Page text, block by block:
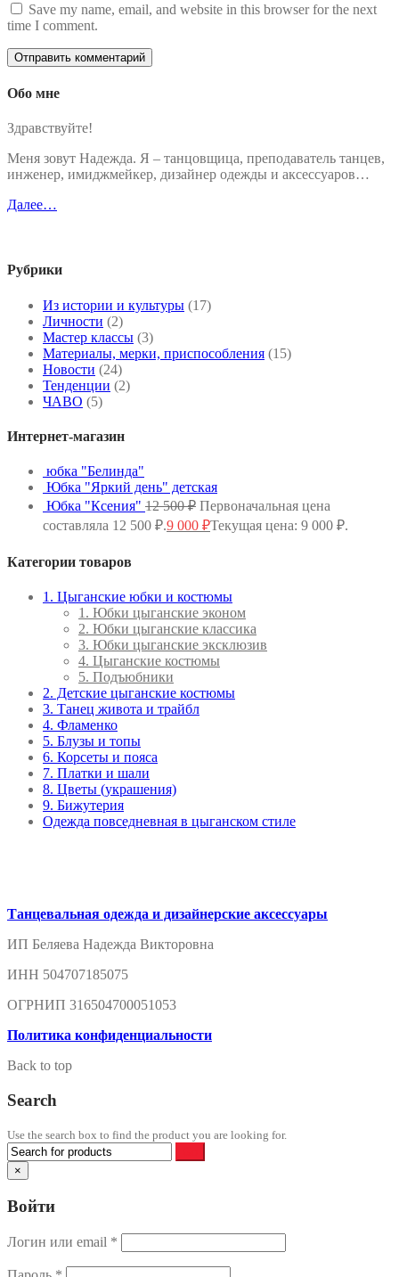
Save my name, email, and website in this browser for the next
time I comment.
Обо мне
Здравствуйте!
Меня зовут Надежда. Я – танцовщица, преподаватель танцев,
инженер, имиджмейкер, дизайнер одежды и аксессуаров…
Далее…
Рубрики
Из истории и культуры (17)
Личности (2)
Мастер классы (3)
Материалы, мерки, приспособления (15)
Новости (24)
Тенденции (2)
ЧАВО (5)
Интернет-магазин
юбка "Белинда"
Юбка "Яркий день" детская
Юбка "Ксения" 12 500₽ Первоначальная цена
составляла 12 500 ₽.9 000 ₽Текущая цена: 9 000 ₽.
Категории товаров
1. Цыганские юбки и костюмы
1. Юбки цыганские эконом
2. Юбки цыганские классика
3. Юбки цыганские эксклюзив
4. Цыганские костюмы
5. Подъюбники
2. Детские цыганские костюмы
3. Танец живота и трайбл
4. Фламенко
5. Блузы и топы
6. Корсеты и пояса
7. Платки и шали
8. Цветы (украшения)
9. Бижутерия
Одежда повседневная в цыганском стиле
Танцевальная одежда и дизайнерские аксессуары
ИП Беляева Надежда Викторовна
ИНН 504707185075
ОГРНИП 316504700051053
Политика конфиденциальности
Back to top
Search
Use the search box to find the product you are looking for.
×
Войти
Логин или email *